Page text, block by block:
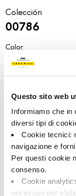
Questo sito web
Informiamo che in
diversi tipi di
Cookie tecnici:
navigazione e
Per questi cookie
consenso.
Cookie
necessari per
Colección
00786
Color:
Humo
Formato: